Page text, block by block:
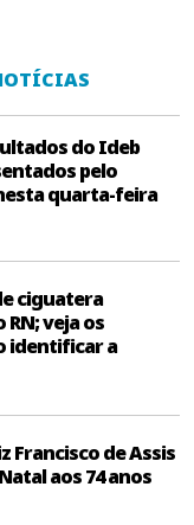
do Ideb
pelo
quarta-feira
ciguatera
RN; veja os
identificar a
Francisco de Assis
aos 74 anos